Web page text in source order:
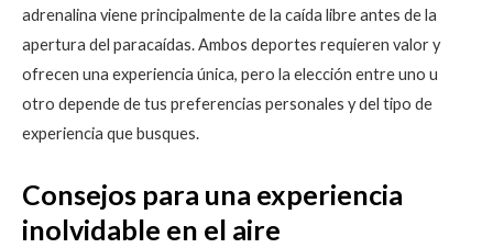
adrenalina viene principalmente de la caída libre antes de la
apertura del paracaídas. Ambos deportes requieren valor y
ofrecen una experiencia única, pero la elección entre uno u
otro depende de tus preferencias personales y del tipo de
experiencia que busques.
Consejos para una experiencia
inolvidable en el aire